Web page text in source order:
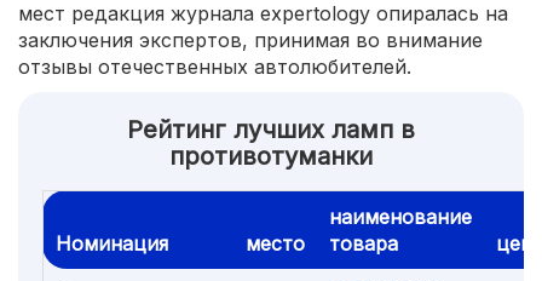
мест редакция журнала expertology опиралась на
заключения экспертов, принимая во внимание
отзывы отечественных автолюбителей.
Рейтинг лучших ламп в
противотуманки
Номинация место
наименование
товара
цена